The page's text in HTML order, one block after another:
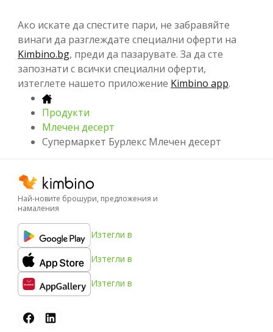
Ако искате да спестите пари, не забравяйте
винаги да разглеждате специални оферти на
Kimbino.bg, преди да пазарувате. За да сте
запознати с всички специални оферти,
изтеглете нашето приложение Kimbino app.
Продукти
Млечен десерт
Супермаркет Бурлекс Млечен десерт
Най-новите брошури, предложения и
намаления
Изтегли в
Изтегли в
Изтегли в